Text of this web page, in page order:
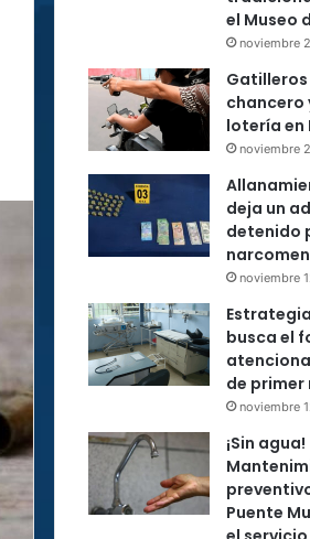
el Museo
noviembre
chancero
lotería en
noviembre
deja un
detenido
noviembre
busca el
de primer
noviembre
¡Sin agua!
Puente